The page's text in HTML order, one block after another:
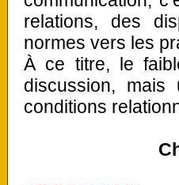
relations, des
normes vers les
À ce titre, le
discussion,
conditions